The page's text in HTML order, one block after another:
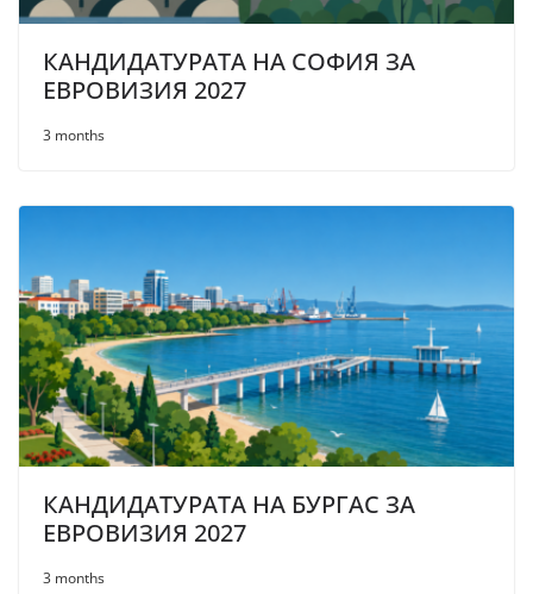
КАНДИДАТУРАТА НА СОФИЯ ЗА
ЕВРОВИЗИЯ 2027
3 months
КАНДИДАТУРАТА НА БУРГАС ЗА
ЕВРОВИЗИЯ 2027
3 months